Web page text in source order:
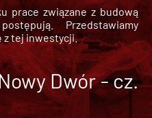
prace związane z budową
postępują. Przedstawiamy
z tej inwestycji.
Dwór - cz.